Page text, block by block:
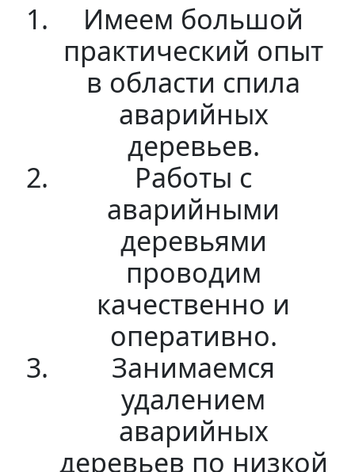
Имеем большой
практический опыт
в области спила
аварийных
деревьев.
Работы с
аварийными
деревьями
проводим
качественно и
оперативно.
Занимаемся
удалением
аварийных
деревьев по низкой